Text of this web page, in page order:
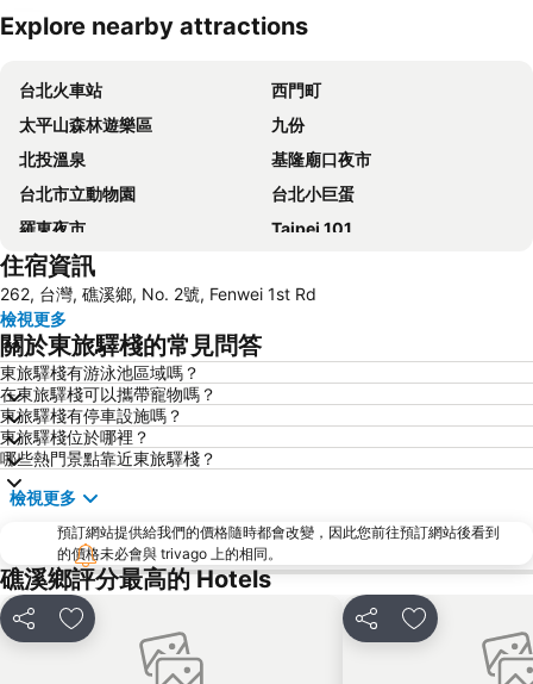
展開地圖
Explore nearby attractions
台北火車站
西門町
太平山森林遊樂區
九份
北投溫泉
基隆廟口夜市
台北市立動物園
台北小巨蛋
羅東夜市
Taipei 101
南港站覽館
宜蘭烏石港
拉拉山
烏來溫泉
景美捷運站
礁溪車站
捷運圓山站
羅東車站
師大夜市
捷運中山站
松山機場
大安森林公園
國立故宮博物院
石牌捷運站
宜蘭蘇澳冷泉
陽明山
台北市政府
台北世貿中心
頂溪捷運站
住宿資訊
262, 台灣, 礁溪鄉, No. 2號, Fenwei 1st Rd
檢視更多
關於東旅驛棧的常見問答
東旅驛棧有游泳池區域嗎？
在東旅驛棧可以攜帶寵物嗎？
東旅驛棧有停車設施嗎？
東旅驛棧位於哪裡？
哪些熱門景點靠近東旅驛棧？
檢視更多
預訂網站提供給我們的價格隨時都會改變，因此您前往預訂網站後看到
的價格未必會與 trivago 上的相同。
礁溪鄉評分最高的 Hotels
分享 加入我的最愛 分享 加入我的最愛